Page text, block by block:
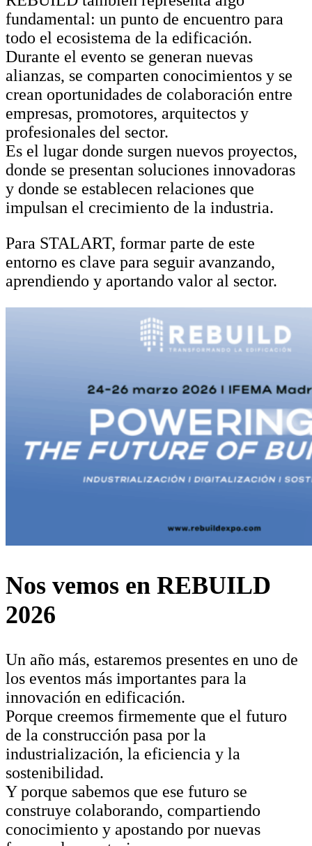
fundamental: un punto de encuentro para
todo el ecosistema de la edificación.
Durante el evento se generan nuevas
alianzas, se comparten conocimientos y se
crean oportunidades de colaboración entre
empresas, promotores, arquitectos y
profesionales del sector.
Es el lugar donde surgen nuevos proyectos,
donde se presentan soluciones innovadoras
y donde se establecen relaciones que
impulsan el crecimiento de la industria.
Para STALART, formar parte de este
entorno es clave para seguir avanzando,
aprendiendo y aportando valor al sector.
Nos vemos en REBUILD
2026
Un año más, estaremos presentes en uno de
los eventos más importantes para la
innovación en edificación.
Porque creemos firmemente que el futuro
de la construcción pasa por la
industrialización, la eficiencia y la
sostenibilidad.
Y porque sabemos que ese futuro se
construye colaborando, compartiendo
conocimiento y apostando por nuevas